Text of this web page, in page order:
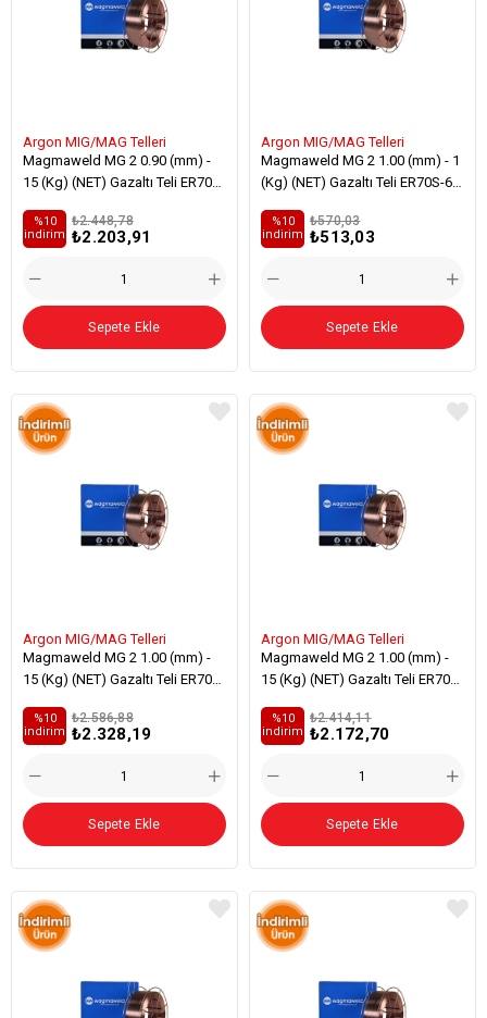
Argon MIG/MAG Telleri
Magmaweld MG 2 0.90 (mm) -
15 (Kg) (NET) Gazaltı Teli ER70S-
₺2.203,91
₺2.448,78
%10
i̇ndirim
Sepete Ekle
Argon MIG/MAG Telleri
Magmaweld MG 2 1.00 (mm) - 1
(Kg) (NET) Gazaltı Teli ER70S-6
₺513,03
₺570,03
%10
i̇ndirim
Sepete Ekle
Argon MIG/MAG Telleri
Magmaweld MG 2 1.00 (mm) -
15 (Kg) (NET) Gazaltı Teli ER70S-
₺2.328,19
₺2.586,88
%10
i̇ndirim
Sepete Ekle
Argon MIG/MAG Telleri
Magmaweld MG 2 1.00 (mm) -
15 (Kg) (NET) Gazaltı Teli ER70S-
₺2.172,70
₺2.414,11
%10
i̇ndirim
Sepete Ekle